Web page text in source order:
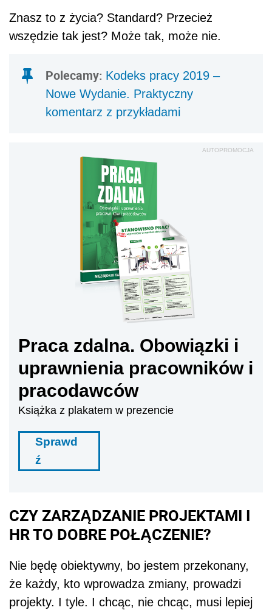
Znasz to z życia? Standard? Przecież
wszędzie tak jest? Może tak, może nie.
Polecamy: Kodeks pracy 2019 –
Nowe Wydanie. Praktyczny
komentarz z przykładami
AUTOPROMOCJA
Praca zdalna. Obowiązki i
uprawnienia pracowników i
pracodawców
Książka z plakatem w prezencie
Sprawd
ź
CZY ZARZĄDZANIE PROJEKTAMI I
HR TO DOBRE POŁĄCZENIE?
Nie będę obiektywny, bo jestem przekonany,
że każdy, kto wprowadza zmiany, prowadzi
projekty. I tyle. I chcąc, nie chcąc, musi lepiej